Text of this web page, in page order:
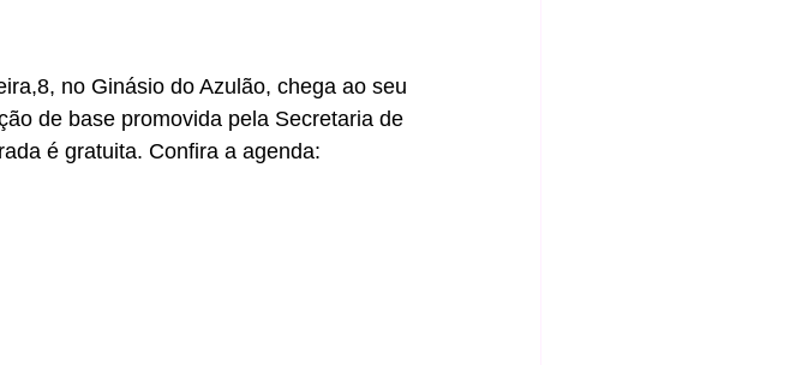
no Ginásio do Azulão, chega ao seu
de base promovida pela Secretaria de
é gratuita. Confira a agenda: